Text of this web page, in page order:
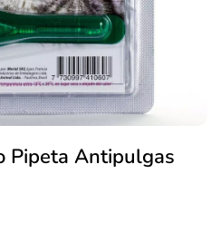
Pipeta Antipulgas